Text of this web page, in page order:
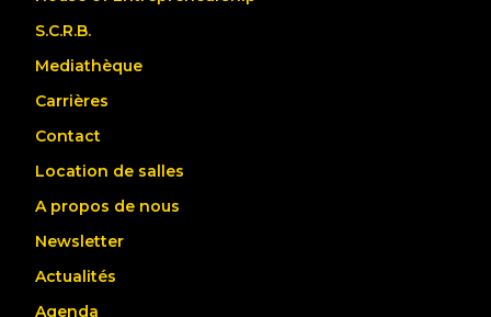
S.C.R.B.
Mediathèque
Carrières
Contact
Location de salles
A propos de nous
Newsletter
Actualités
Agenda